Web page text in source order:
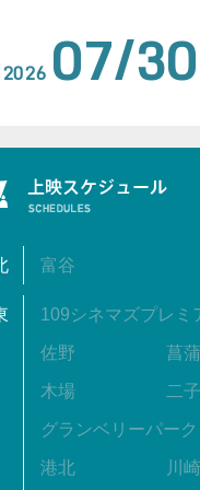
2026 07/30
富谷
109シネマズプレミ
佐野 菖蒲
木場 二
グランベリーパーク
港北 川崎